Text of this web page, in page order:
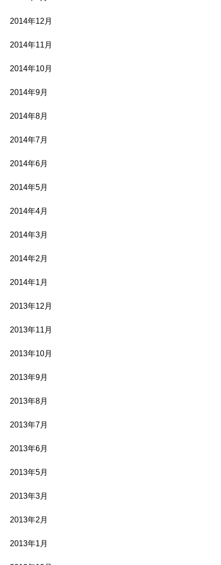
2014年12月
2014年11月
2014年10月
2014年9月
2014年8月
2014年7月
2014年6月
2014年5月
2014年4月
2014年3月
2014年2月
2014年1月
2013年12月
2013年11月
2013年10月
2013年9月
2013年8月
2013年7月
2013年6月
2013年5月
2013年3月
2013年2月
2013年1月